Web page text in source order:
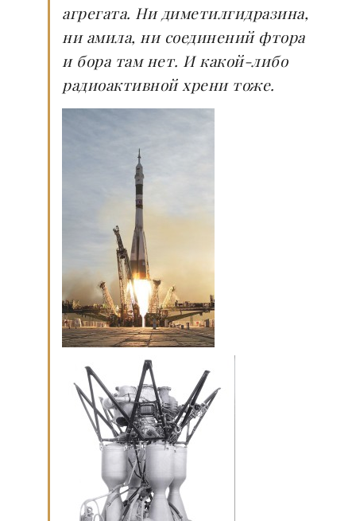
агрегата. Ни диметилгидразина,
ни амила, ни соединений фтора
и бора там нет. И какой-либо
радиоактивной хрени тоже.